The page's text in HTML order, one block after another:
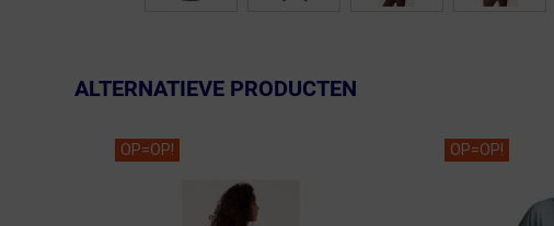
ALTERNATIEVE PRODUCTEN
OP=OP! OP=OP!